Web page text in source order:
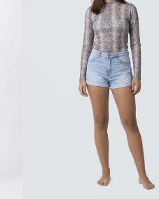
G
adicionar a sacola